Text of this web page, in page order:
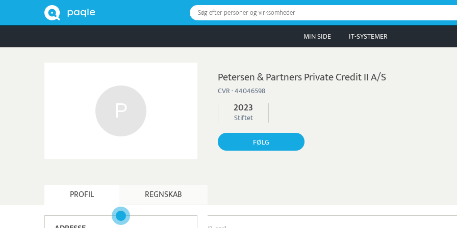
Søg efter personer og virksomheder
MIN SIDE IT-SYSTEMER
Petersen & Partners Private Credit II A/S
CVR · 44046598
2023
Stiftet
FØLG
PROFIL REGNSKAB